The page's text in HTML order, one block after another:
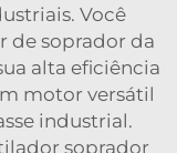
Você
de soprador da
alta eficiência
motor versátil
industrial.
soprador